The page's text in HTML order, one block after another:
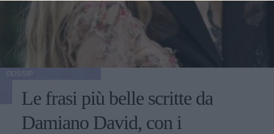
Le frasi più belle scritte da
Damiano David, con i